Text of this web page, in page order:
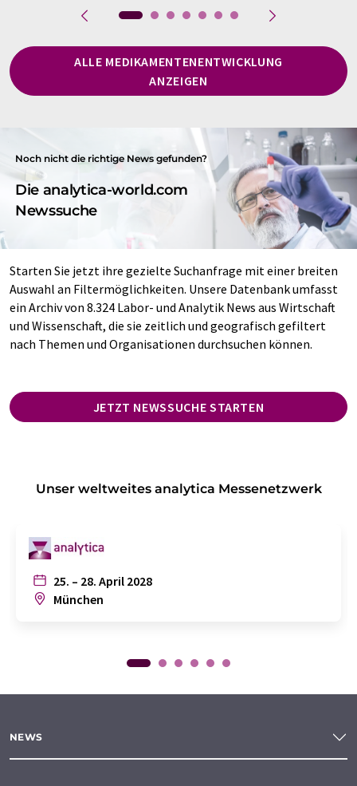
ALLE MEDIKAMENTENENTWICKLUNG
ANZEIGEN
Noch nicht die richtige News gefunden?
Die analytica-world.com
Newssuche
Starten Sie jetzt ihre gezielte Suchanfrage mit einer breiten
Auswahl an Filtermöglichkeiten. Unsere Datenbank umfasst
ein Archiv von 8.324 Labor- und Analytik News aus Wirtschaft
und Wissenschaft, die sie zeitlich und geografisch gefiltert
nach Themen und Organisationen durchsuchen können.
JETZT NEWSSUCHE STARTEN
Unser weltweites analytica Messenetzwerk
25. – 28. April 2028
München
NEWS